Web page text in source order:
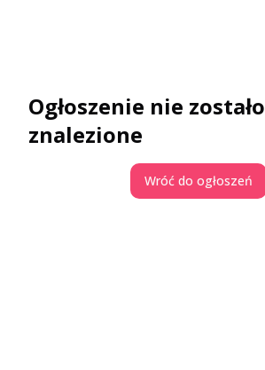
Ogłoszenie nie zostało
znalezione
Wróć do ogłoszeń